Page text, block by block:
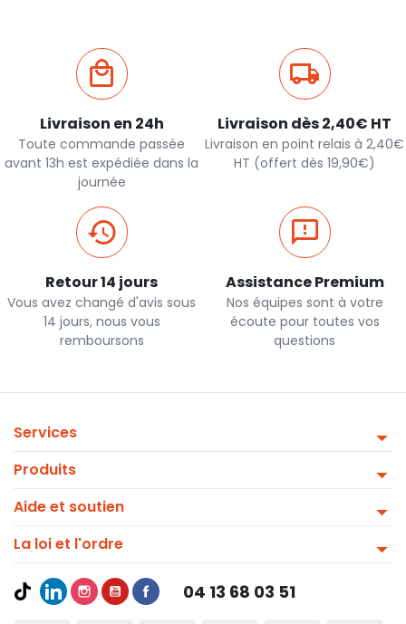
Livraison en 24h
Toute commande passée
avant 13h est expédiée dans la
journée
Livraison dès 2,40€ HT
Livraison en point relais à 2,40€
HT (offert dès 19,90€)
Retour 14 jours
Vous avez changé d'avis sous
14 jours, nous vous
remboursons
Assistance Premium
Nos équipes sont à votre
écoute pour toutes vos
questions
Services
Produits
Aide et soutien
La loi et l'ordre
04 13 68 03 51